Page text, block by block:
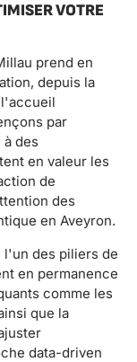
VOTRE
prend en
depuis la
par
des
en valeur les
de
des
en Aveyron.
l'un des piliers de
en permanence
comme les
que la
data-driven